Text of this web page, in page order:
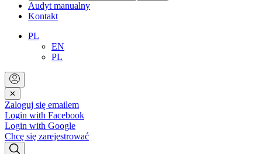
Audyt manualny
Kontakt
PL
EN
PL
✕
Zaloguj się emailem
Login with Facebook
Login with Google
Chcę się zarejestrować